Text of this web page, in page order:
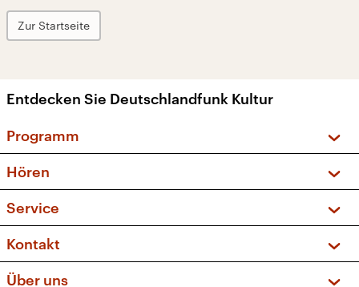
Zur Startseite
Entdecken Sie Deutschlandfunk Kultur
Programm
Sendungen und Podcasts
Musikliste
Kakadu – Das Kinderprogramm
Hören
Frequenzen (UKW + DAB+)
Service
FAQ
Apps
Kontakt
Über uns